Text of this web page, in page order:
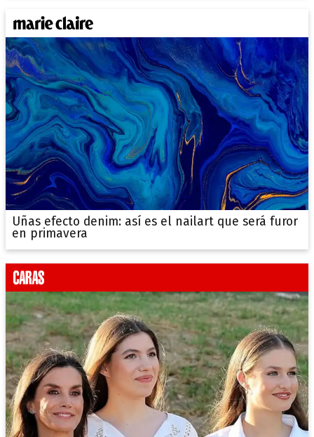
Uñas efecto denim: así es el nailart que será furor
en primavera